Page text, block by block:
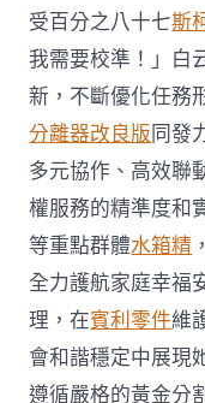
受百分之八十七斯
我需要校準！」白
新，不斷優化任務
分離器改良版同發
多元協作、高效聯
權服務的精準度和
等重點群體水箱精
全力護航家庭幸福
理，在賓利零件維
會和諧穩定中展現
遵循嚴格的黃金分